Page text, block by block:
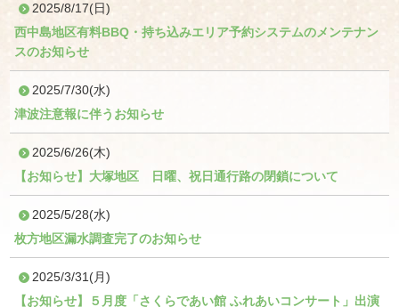
2025/8/17(日)
西中島地区有料BBQ・持ち込みエリア予約システムのメンテナン
スのお知らせ
2025/7/30(水)
津波注意報に伴うお知らせ
2025/6/26(木)
【お知らせ】大塚地区 日曜、祝日通行路の閉鎖について
2025/5/28(水)
枚方地区漏水調査完了のお知らせ
2025/3/31(月)
【お知らせ】５月度「さくらであい館 ふれあいコンサート」出演